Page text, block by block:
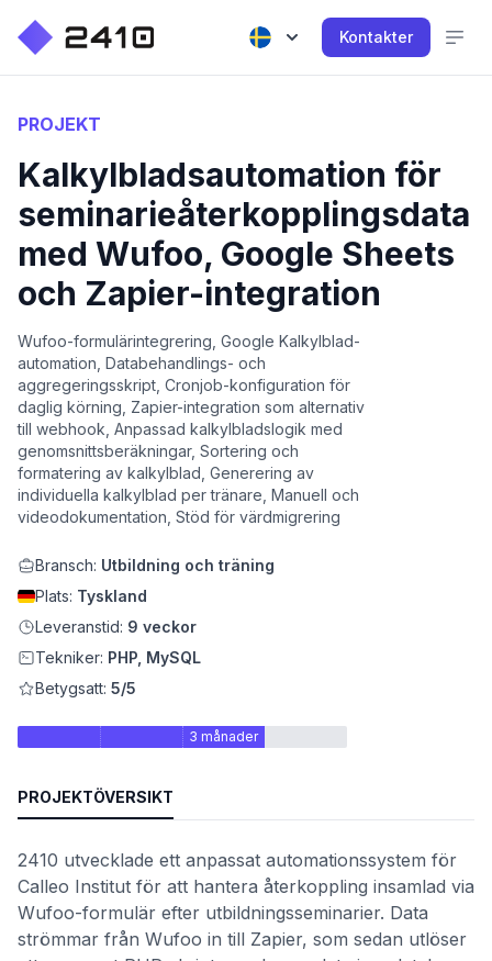
Kontakter
PROJEKT
Kalkylbladsautomation för
seminarieåterkopplingsdata
med Wufoo, Google Sheets
och Zapier-integration
Wufoo-formulärintegrering, Google Kalkylblad-
automation, Databehandlings- och
aggregeringsskript, Cronjob-konfiguration för
daglig körning, Zapier-integration som alternativ
till webhook, Anpassad kalkylbladslogik med
genomsnittsberäkningar, Sortering och
formatering av kalkylblad, Generering av
individuella kalkylblad per tränare, Manuell och
videodokumentation, Stöd för värdmigrering
Bransch: Utbildning och träning
Plats: Tyskland
Leveranstid: 9 veckor
Tekniker: PHP, MySQL
Betygsatt: 5/5
3 månader
PROJEKTÖVERSIKT
2410 utvecklade ett anpassat automationssystem för
Calleo Institut för att hantera återkoppling insamlad via
Wufoo-formulär efter utbildningsseminarier. Data
strömmar från Wufoo in till Zapier, som sedan utlöser